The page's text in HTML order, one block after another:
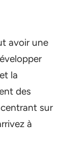
avoir une
la
des
sur
à